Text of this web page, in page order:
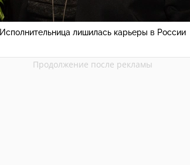
Исполнительница лишилась карьеры в России